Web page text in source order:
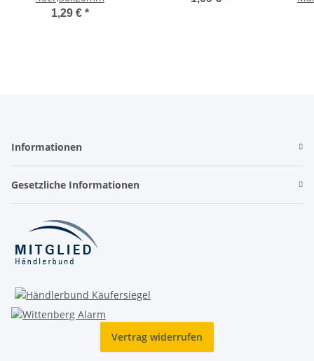
1,29 € *
Informationen
Gesetzliche Informationen
Vertrag widerrufen